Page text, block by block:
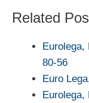
Related
Eurolega,
80-56
Euro
Eurolega,